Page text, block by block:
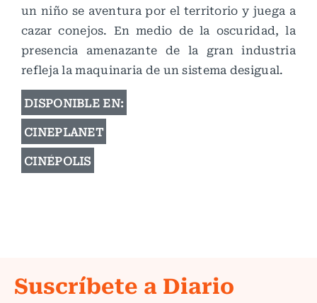
un niño se aventura por el territorio y juega a
cazar conejos. En medio de la oscuridad, la
presencia amenazante de la gran industria
refleja la maquinaria de un sistema desigual.
DISPONIBLE EN:
CINEPLANET
CINÉPOLIS